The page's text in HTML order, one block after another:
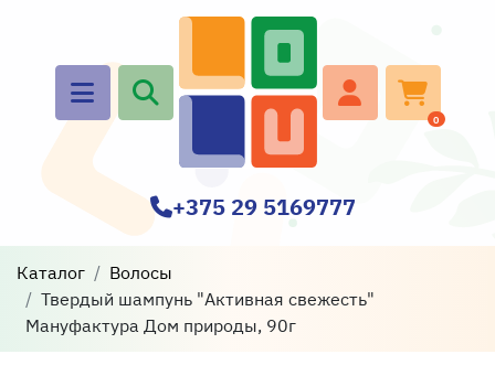
0
+375 29 5169777
Каталог
Волосы
Твердый шампунь "Активная свежесть"
Мануфактура Дом природы, 90г